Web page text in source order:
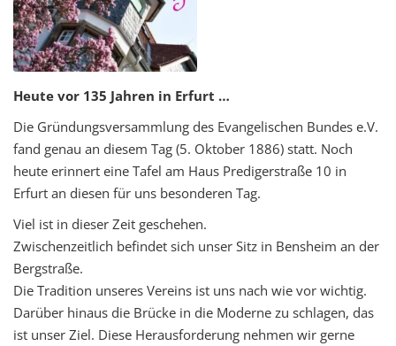
Heute vor 135 Jahren in Erfurt …
Die Gründungsversammlung des Evangelischen Bundes e.V.
fand genau an diesem Tag (5. Oktober 1886) statt. Noch
heute erinnert eine Tafel am Haus Predigerstraße 10 in
Erfurt an diesen für uns besonderen Tag.
Viel ist in dieser Zeit geschehen.
Zwischenzeitlich befindet sich unser Sitz in Bensheim an der
Bergstraße.
Die Tradition unseres Vereins ist uns nach wie vor wichtig.
Darüber hinaus die Brücke in die Moderne zu schlagen, das
ist unser Ziel. Diese Herausforderung nehmen wir gerne